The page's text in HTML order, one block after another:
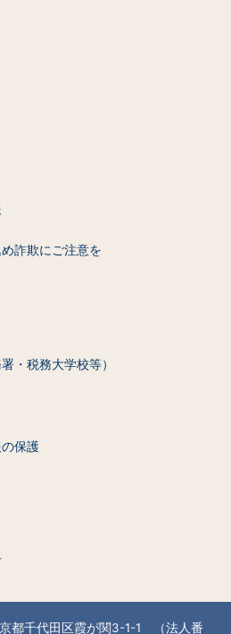
詐欺にご注意を
・税務大学校等）
保護
千代田区霞が関3-1-1 （法人番